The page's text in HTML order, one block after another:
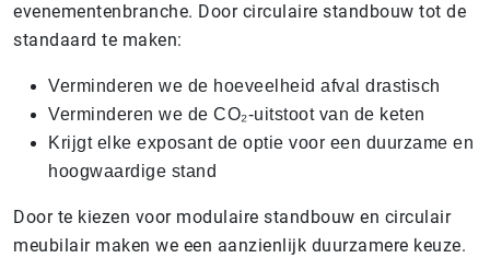
evenementenbranche. Door circulaire standbouw tot de
standaard te maken:
Verminderen we de hoeveelheid afval drastisch
Verminderen we de CO₂-uitstoot van de keten
Krijgt elke exposant de optie voor een duurzame en
hoogwaardige stand
Door te kiezen voor modulaire standbouw en circulair
meubilair maken we een aanzienlijk duurzamere keuze.